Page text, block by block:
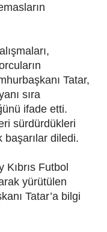
Tatar,
sıra
ifade etti.
sürdürdükleri
başarılar diledi.
Futbol
yürütülen
Tatar’a bilgi